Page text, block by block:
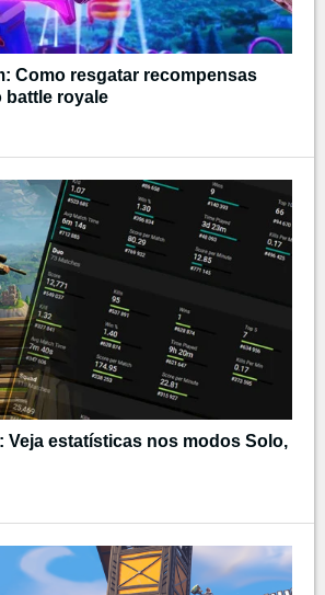
Como resgatar recompensas
battle royale
Veja estatísticas nos modos Solo,